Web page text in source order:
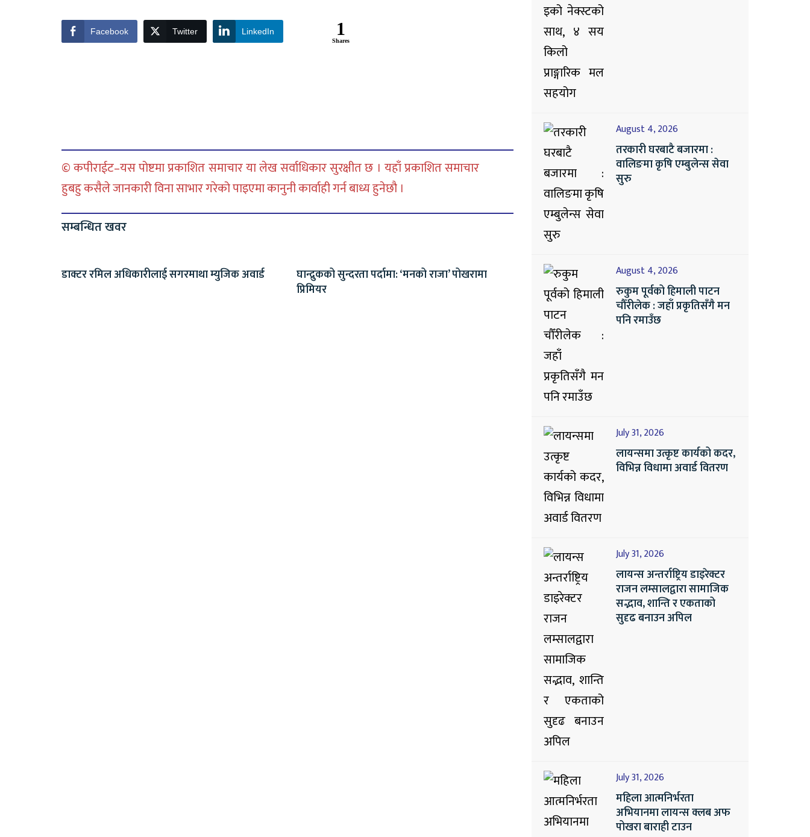
Facebook Twitter LinkedIn 1
Shares
© कपीराईट–यस पोष्टमा प्रकाशित समाचार या लेख सर्वाधिकार सुरक्षीत छ । यहाँ प्रकाशित समाचार
हुबहु कसैले जानकारी विना साभार गरेको पाइएमा कानुनी कार्वाही गर्न बाध्य हुनेछौ ।
सम्बन्धित खवर
डाक्टर रमिल अधिकारीलाई सगरमाथा म्युजिक अवार्ड
घान्द्रुकको सुन्दरता पर्दामा: ‘मनको राजा’ पोखरामा
प्रिमियर
August 4, 2026
तरकारी घरबाटै बजारमा :
वालिङमा कृषि एम्बुलेन्स सेवा
सुरु
August 4, 2026
रुकुम पूर्वको हिमाली पाटन
चौँरीलेक : जहाँ प्रकृतिसँगै मन
पनि रमाउँछ
July 31, 2026
लायन्समा उत्कृष्ट कार्यको कदर,
विभिन्न विधामा अवार्ड वितरण
July 31, 2026
लायन्स अन्तर्राष्ट्रिय डाइरेक्टर
राजन लम्सालद्वारा सामाजिक
सद्भाव, शान्ति र एकताको
सुदृढ बनाउन अपिल
July 31, 2026
महिला आत्मनिर्भरता
अभियानमा लायन्स क्लब अफ
पोखरा बाराही टाउन